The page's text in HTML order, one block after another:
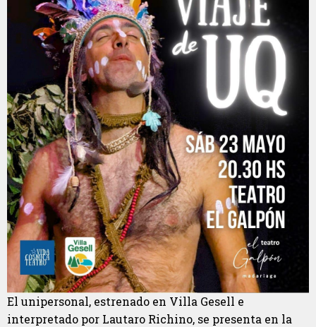
El unipersonal, estrenado en Villa Gesell e
interpretado por Lautaro Richino, se presenta en la